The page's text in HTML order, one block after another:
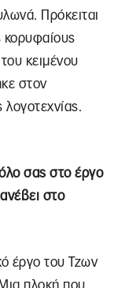
Πρόκειται
κορυφαίους
κειμένου
στον
σας στο έργο
στο
έργο του Τζων
πλοκή που